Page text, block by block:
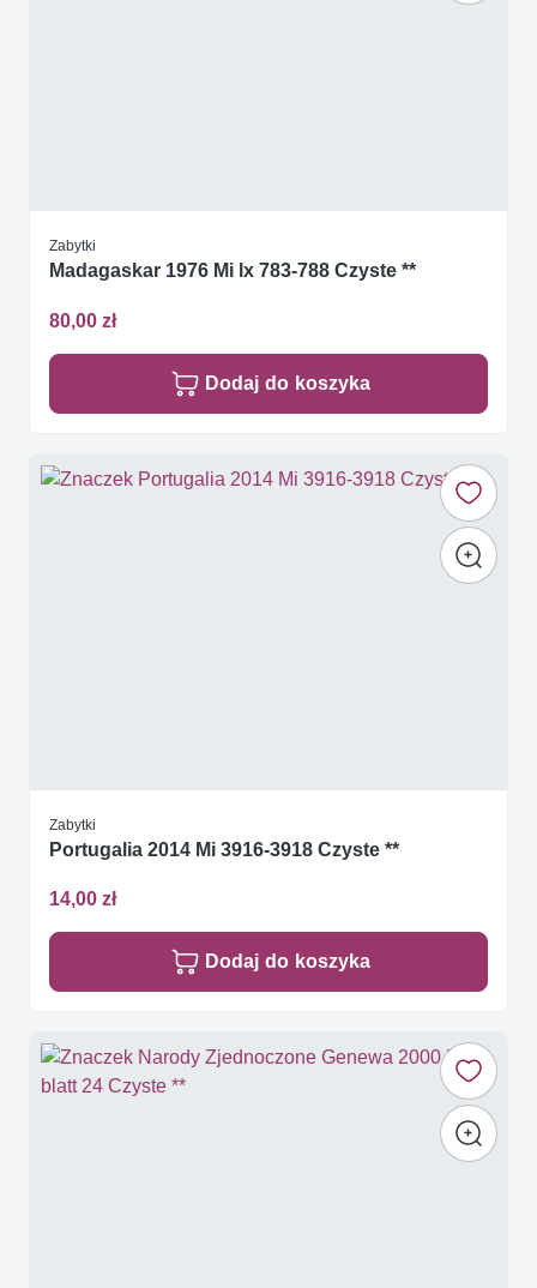
Zabytki
Madagaskar 1976 Mi lx 783-788 Czyste **
80,00 zł
Dodaj do koszyka
Zabytki
Portugalia 2014 Mi 3916-3918 Czyste **
14,00 zł
Dodaj do koszyka